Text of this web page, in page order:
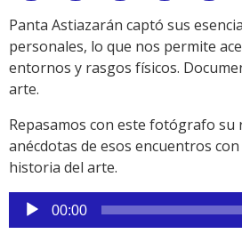
Panta Astiazarán captó sus
personales, lo que nos permite
entornos y rasgos físicos.
arte.
Repasamos con este fotógrafo su
anécdotas de esos encuentros
historia del arte.
Reproductor
de
00:00